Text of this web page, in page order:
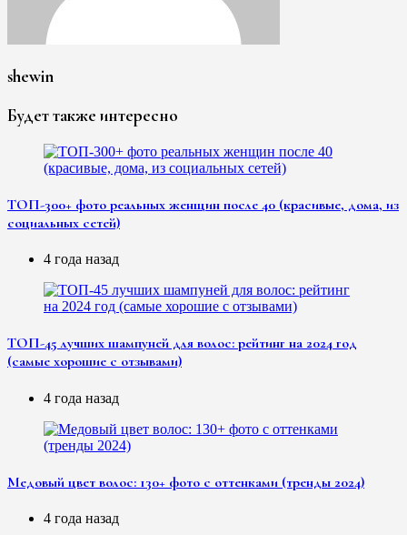
shewin
Будет также интересно
ТОП-300+ фото реальных женщин после 40 (красивые, дома, из
социальных сетей)
4 года назад
ТОП-45 лучших шампуней для волос: рейтинг на 2024 год
(самые хорошие с отзывами)
4 года назад
Медовый цвет волос: 130+ фото с оттенками (тренды 2024)
4 года назад